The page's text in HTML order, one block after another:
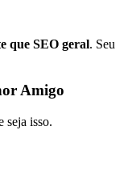
que SEO geral. Seu
Amigo
seja isso.